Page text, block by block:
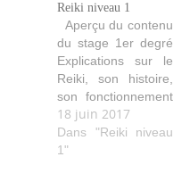
explications ainsi
que les idéaux
Reiki. Les diverses
techniques de soin
avec les positions
des mains pour soi
et les autres.
Echanges de
traitements…
Reiki niveau 1
Aperçu du contenu
du stage 1er degré
Explications sur le
Reiki, son histoire,
son fonctionnement
(comment il agit,
purifie, aide…). Les
quatre initiations
18 juin 2017
Dans "Reiki niveau
1"